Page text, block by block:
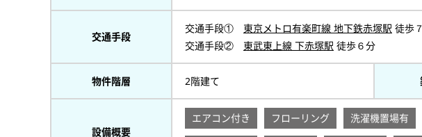
交通手段
交通手段① 東京メトロ有楽町線 地下鉄赤塚駅 徒歩
交通手段② 東武東上線 下赤塚駅 徒歩６分
物件階層 2階建て
設備概要
エアコン付き フローリング 洗濯機置場有